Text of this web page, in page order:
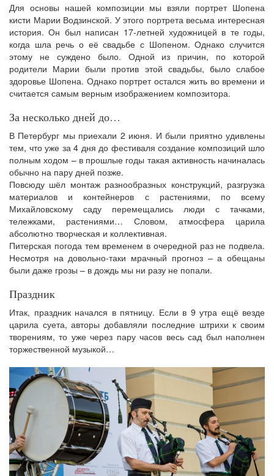
Для основы нашей композиции мы взяли портрет Шопена
кисти Марии Водзинской. У этого портрета весьма интересная
история. Он был написан 17-летней художницей в те годы,
когда шла речь о её свадьбе с Шопеном. Однако случится
этому не суждено было. Одной из причин, по которой
родители Марии были против этой свадьбы, было слабое
здоровье Шопена. Однако портрет остался жить во времени и
считается самым верным изображением композитора.
За несколько дней до…
В Петербург мы приехали 2 июня. И были приятно удивлены
тем, что уже за 4 дня до фестиваля создание композиций шло
полным ходом – в прошлые годы такая активность начиналась
обычно на пару дней позже.
Повсюду шёл монтаж разнообразных конструкций, разгрузка
материалов и контейнеров с растениями, по всему
Михайловскому саду перемещались люди с тачками,
тележками, растениями… Словом, атмосфера царила
абсолютно творческая и коллективная.
Питерская погода тем временем в очередной раз не подвела.
Несмотря на довольно-таки мрачный прогноз – а обещаны
были даже грозы – в дождь мы ни разу не попали.
Праздник
Итак, праздник начался в пятницу. Если в 9 утра ещё везде
царила суета, авторы добавляли последние штрихи к своим
творениям, то уже через пару часов весь сад был наполнен
торжественной музыкой…